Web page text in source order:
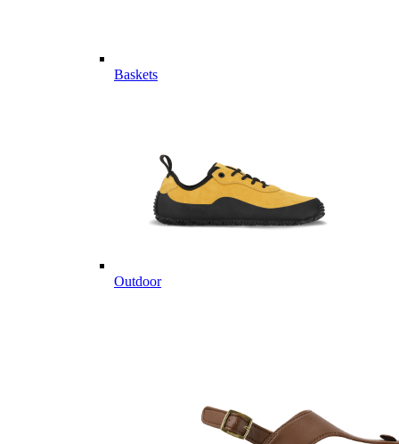
Baskets
Outdoor